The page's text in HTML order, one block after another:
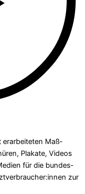
erarbeiteten Maß­
Plakate, Videos
für die bundes­
zur